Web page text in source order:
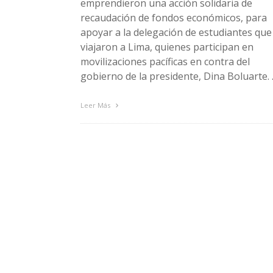
emprendieron una acción solidaria de
recaudación de fondos económicos, para
apoyar a la delegación de estudiantes que
viajaron a Lima, quienes participan en
movilizaciones pacíficas en contra del
gobierno de la presidente, Dina Boluarte.
Leer Más